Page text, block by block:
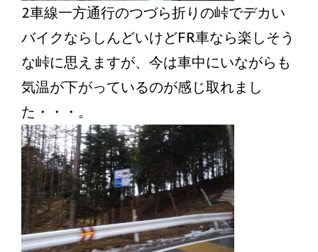
2車線一方通行のつづら折りの峠でデカい
バイクならしんどいけどFR車なら楽しそう
な峠に思えますが、今は車中にいながらも
気温が下がっているのが感じ取れまし
た・・・。